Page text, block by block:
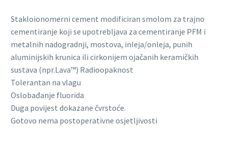
Stakloionomerni cement modificiran smolom za trajno
cementiranje koji se upotrebljava za cementiranje PFM i
metalnih nadogradnji, mostova, inleja/onleja, punih
aluminijskih krunica ili cirkonijem ojačanih keramičkih
sustava (npr.Lava™) Radioopaknost
Tolerantan na vlagu
Oslobađanje fluorida
Duga povijest dokazane čvrstoće.
Gotovo nema postoperativne osjetljivosti